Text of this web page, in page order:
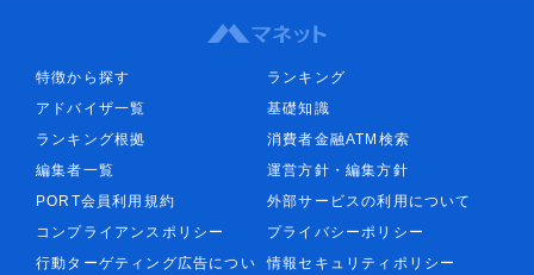
特徴から探す
ランキング
アドバイザ一覧
基礎知識
ランキング根拠
消費者金融ATM検索
編集者一覧
運営方針・編集方針
PORT会員利用規約
外部サービスの利用について
コンプライアンスポリシー
プライバシーポリシー
行動ターゲティング広告につい
情報セキュリティポリシー